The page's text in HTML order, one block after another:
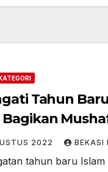
Tahun
Bagikan
gelar
2022 BEKASI
tahun baru Islam